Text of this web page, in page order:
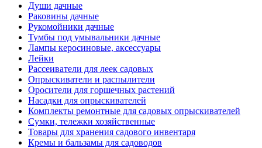
Души дачные
Раковины дачные
Рукомойники дачные
Тумбы под умывальники дачные
Лампы керосиновые, аксессуары
Лейки
Рассеиватели для леек садовых
Опрыскиватели и распылители
Оросители для горшечных растений
Насадки для опрыскивателей
Комплекты ремонтные для садовых опрыскивателей
Сумки, тележки хозяйственные
Товары для хранения садового инвентаря
Кремы и бальзамы для садоводов